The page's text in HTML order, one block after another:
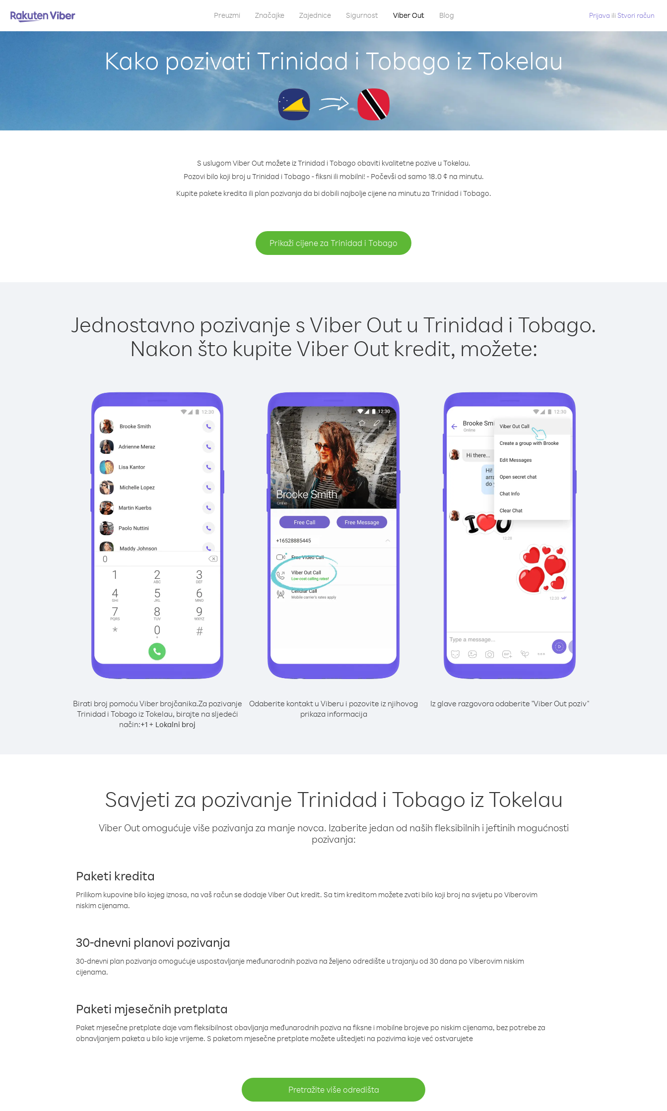
Preuzmi Značajke Zajednice Sigurnost Viber Out Blog Prijava ili Stvori račun
Kako pozivati Trinidad i Tobago iz Tokelau
S uslugom Viber Out možete iz Trinidad i Tobago obaviti kvalitetne pozive u Tokelau.
Pozovi bilo koji broj u Trinidad i Tobago - fiksni ili mobilni! - Počevši od samo 18.0 ¢ na minutu.
Kupite pakete kredita ili plan pozivanja da bi dobili najbolje cijene na minutu za Trinidad i Tobago.
Prikaži cijene za Trinidad i Tobago
Jednostavno pozivanje s Viber Out u Trinidad i Tobago.
Nakon što kupite Viber Out kredit, možete:
Birati broj pomoću Viber brojčanika.Za pozivanje
Trinidad i Tobago iz Tokelau, birajte na sljedeći
način:+1 + Lokalni broj
Odaberite kontakt u Viberu i pozovite iz njihovog
prikaza informacija
Iz glave razgovora odaberite "Viber Out poziv"
Savjeti za pozivanje Trinidad i Tobago iz Tokelau
Viber Out omogućuje više pozivanja za manje novca. Izaberite jedan od naših fleksibilnih i jeftinih mogućnosti
pozivanja:
Paketi kredita
Prilikom kupovine bilo kojeg iznosa, na vaš račun se dodaje Viber Out kredit. Sa tim kreditom možete zvati bilo koji broj na svijetu po Viberovim
niskim cijenama.
30-dnevni planovi pozivanja
30-dnevni plan pozivanja omogućuje uspostavljanje međunarodnih poziva na željeno odredište u trajanju od 30 dana po Viberovim niskim
cijenama.
Paketi mjesečnih pretplata
Paket mjesečne pretplate daje vam fleksibilnost obavljanja međunarodnih poziva na fiksne i mobilne brojeve po niskim cijenama, bez potrebe za
obnavljanjem paketa u bilo koje vrijeme. S paketom mjesečne pretplate možete uštedjeti na pozivima koje već ostvarujete
Pretražite više odredišta